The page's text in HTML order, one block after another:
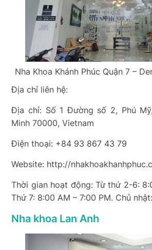
Nha Khoa Khánh Phúc Quận 7 –
Địa chỉ liên hệ:
Địa chỉ: Số 1 Đường số 2, Phú
Minh 70000, Vietnam
Điện thoại: +84 93 867 43 79
Website: http://
Thời gian hoạt động: Từ thứ 2-6:
Thứ 7: 8:00 AM – 7:00 PM. Chủ
Nha khoa Lan Anh